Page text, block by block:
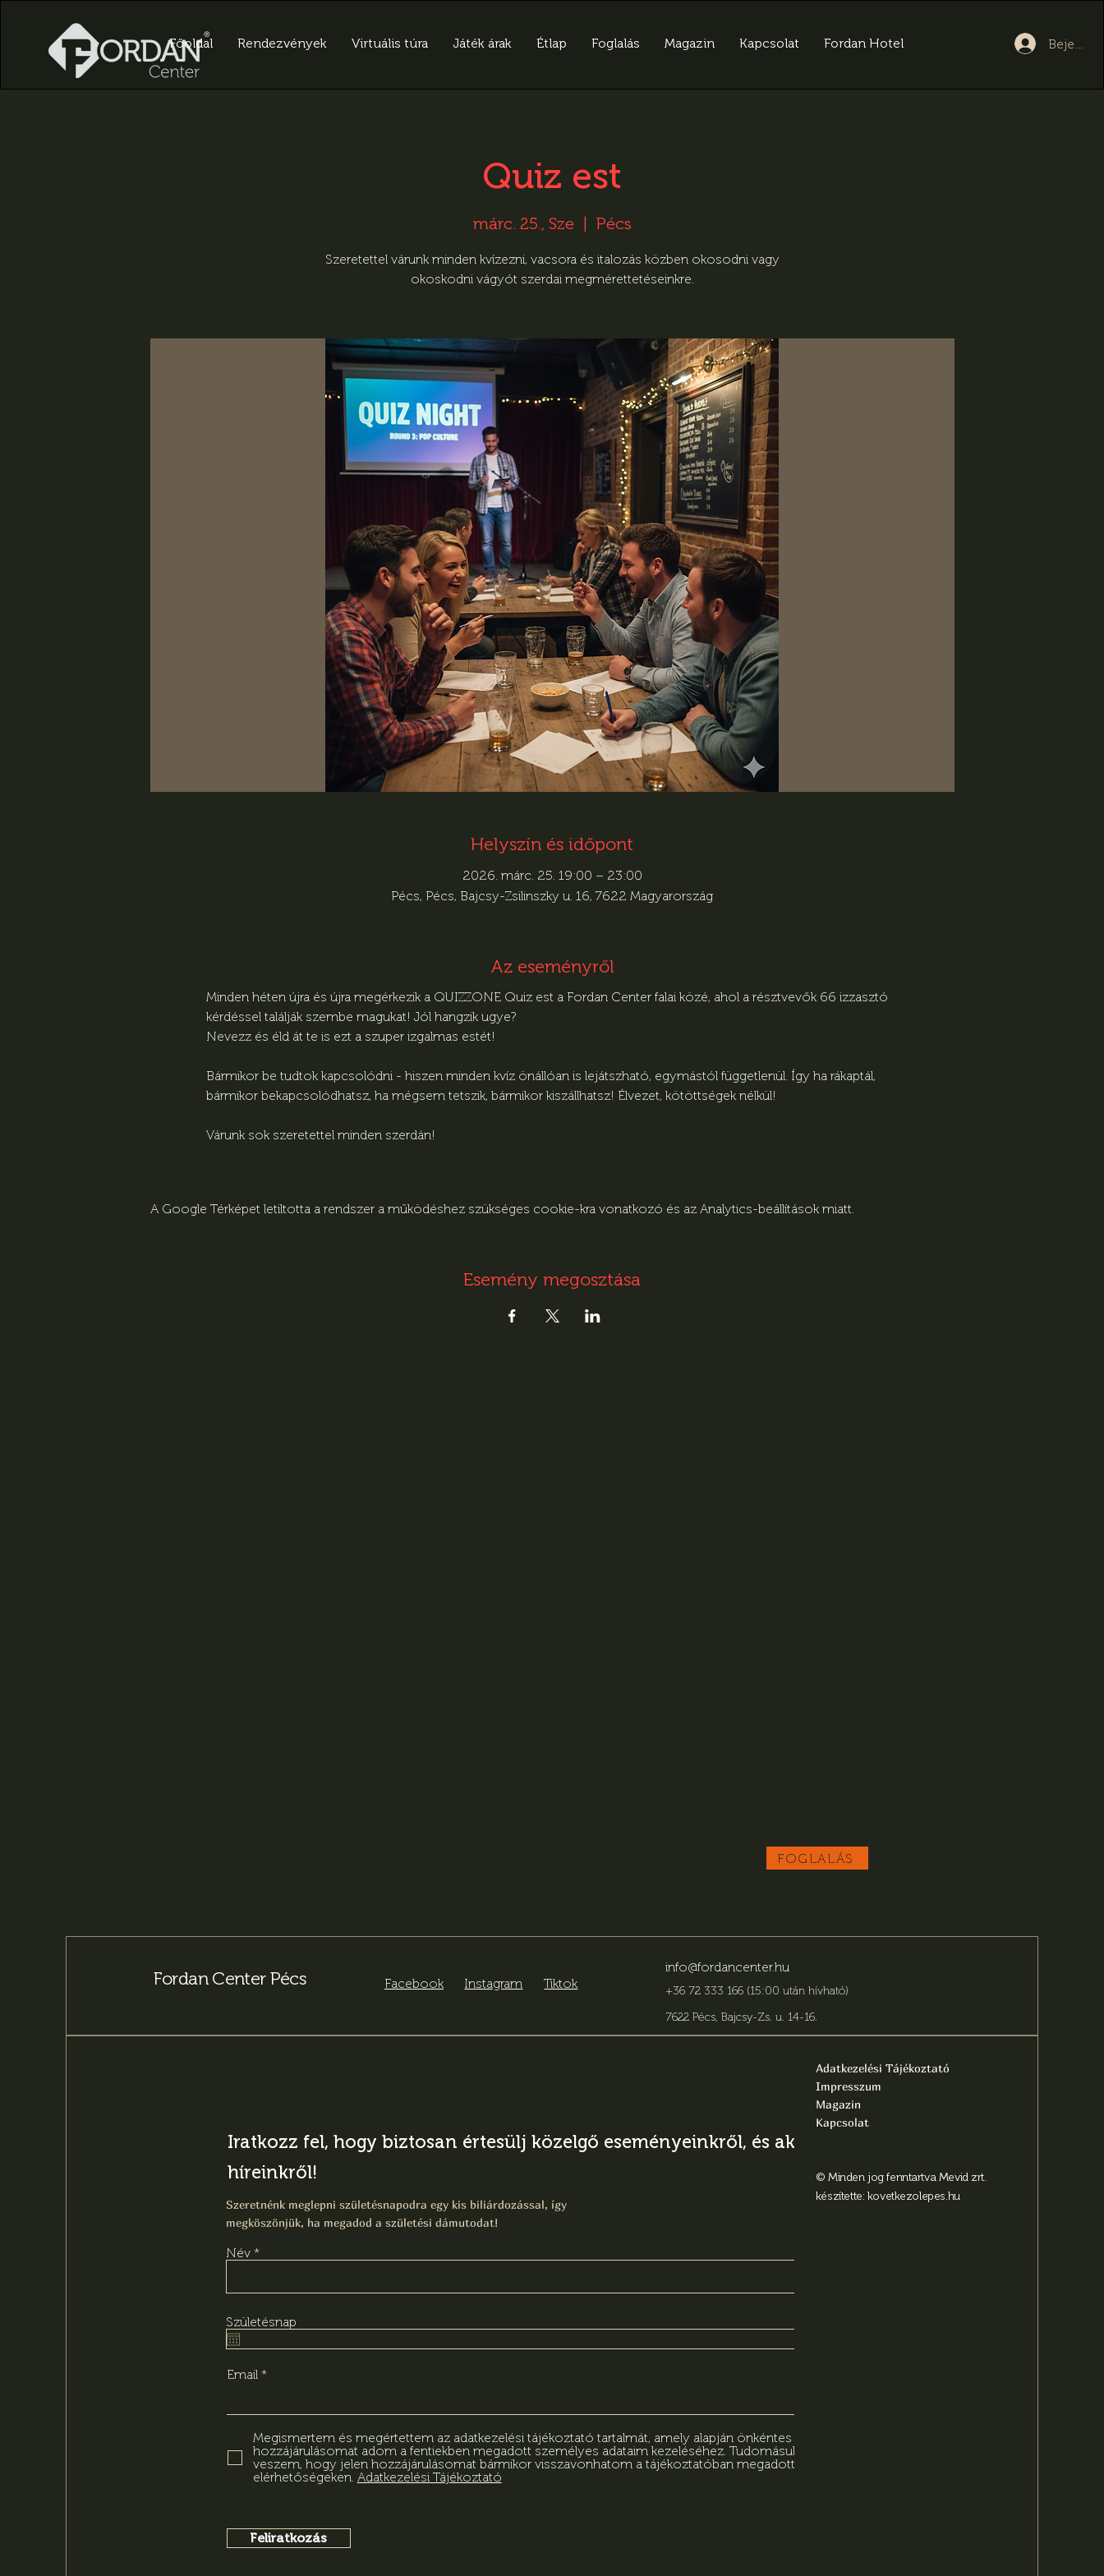
Főoldal Rendezvények Virtuális túra Játék árak Étlap Foglalás Magazin Kapcsolat Fordan Hotel
Quiz est
márc. 25., Sze
  |
Pécs
Szeretettel várunk minden kvízezni, vacsora és italozás közben okosodni vagy
okoskodni vágyót szerdai megmérettetéseinkre.
Helyszín és időpont
2026. márc. 25. 19:00 – 23:00
Pécs, Pécs, Bajcsy-Zsilinszky u. 16, 7622 Magyarország
Az eseményről
Minden héten újra és újra megérkezik a QUIZZONE Quiz est a Fordan Center falai közé, ahol a résztvevők 66 izzasztó
kérdéssel találják szembe magukat! Jól hangzik ugye?
Nevezz és éld át te is ezt a szuper izgalmas estét!
Bármikor be tudtok kapcsolódni - hiszen minden kvíz önállóan is lejátszható, egymástól függetlenül. Így ha rákaptál,
bármikor bekapcsolódhatsz, ha mégsem tetszik, bármikor kiszállhatsz! Élvezet, kötöttségek nélkül!
Várunk sok szeretettel minden szerdán!
A Google Térképet letiltotta a rendszer a működéshez szükséges cookie-kra vonatkozó és az Analytics-beállítások miatt.
Esemény megosztása
FOGLALÁS
Fordan Center Pécs Facebook Instagram Tiktok
info@fordancenter.hu
+36 72 333 166 (15:00 után hívható)
7622 Pécs, Bajcsy-Zs. u. 14-16.
Iratkozz fel, hogy biztosan értesülj közelgő eseményeinkről, és aktuális
híreinkről!
Szeretnénk meglepni születésnapodra egy kis biliárdozással, így
megköszönjük, ha megadod a születési dámutodat!
Név
Születésnap
Email
Megismertem és megértettem az adatkezelési tájékoztató tartalmát, amely alapján önkéntes
hozzájárulásomat adom a fentiekben megadott személyes adataim kezeléséhez. Tudomásul
veszem, hogy jelen hozzájárulásomat bármikor visszavonhatom a tájékoztatóban megadott
elérhetőségeken. Adatkezelési Tájékoztató
Feliratkozás
Adatkezelési Tájékoztató
Impresszum
Magazin
Kapcsolat
© Minden jog fenntartva Mevid zrt.
készítette: kovetkezolepes.hu